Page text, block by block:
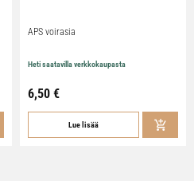
APS voirasia
Heti saatavilla verkkokaupasta
6,50 €
Lue lisää